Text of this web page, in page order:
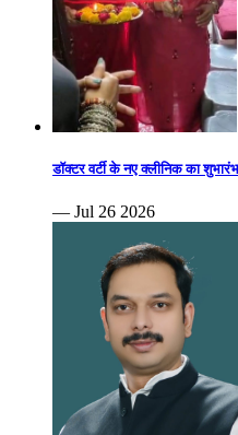
डॉक्टर वर्टी के नए क्लीनिक का शुभारंभ
— Jul 26 2026